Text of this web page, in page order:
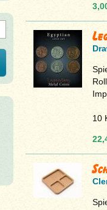
10